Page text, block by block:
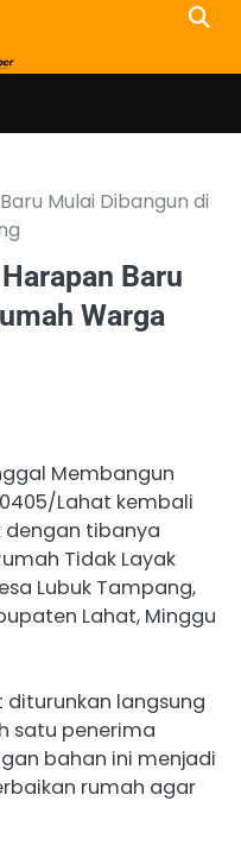
Mulai Dibangun di
Baru
Warga
Membangun
Lahat kembali
dengan tibanya
Tidak Layak
Lubuk Tampang,
Lahat, Minggu
langsung
satu penerima
bahan ini menjadi
rumah agar